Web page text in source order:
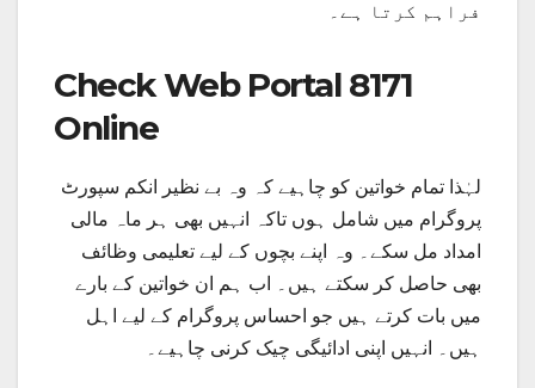
فراہم کرتا ہے۔
Check Web Portal 8171
Online
لہٰذا تمام خواتین کو چاہیے کہ وہ بے نظیر انکم سپورٹ
پروگرام میں شامل ہوں تاکہ انہیں بھی ہر ماہ مالی
امداد مل سکے۔ وہ اپنے بچوں کے لیے تعلیمی وظائف
بھی حاصل کر سکتے ہیں۔ اب ہم ان خواتین کے بارے
میں بات کرتے ہیں جو احساس پروگرام کے لیے اہل
ہیں۔ انہیں اپنی ادائیگی چیک کرنی چاہیے۔